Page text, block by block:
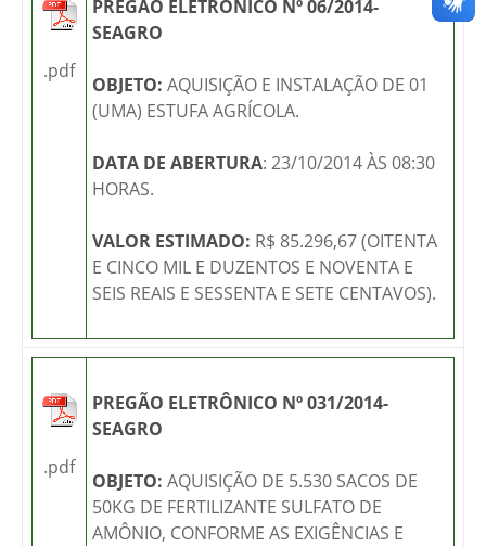
.pdf
PREGÃO ELETRÔNICO Nº 06/2014-
SEAGRO
OBJETO: AQUISIÇÃO E INSTALAÇÃO DE 01
(UMA) ESTUFA AGRÍCOLA.
DATA DE ABERTURA: 23/10/2014ÀS 08:30
HORAS.
VALOR ESTIMADO: R$ 85.296,67 (OITENTA
E CINCO MIL E DUZENTOS E NOVENTA E
SEIS REAIS E SESSENTA E SETE CENTAVOS).
.pdf
PREGÃO ELETRÔNICO Nº 031/2014-
SEAGRO
OBJETO: AQUISIÇÃO DE 5.530 SACOS DE
50KG DE FERTILIZANTE SULFATO DE
AMÔNIO, CONFORME AS EXIGÊNCIAS E